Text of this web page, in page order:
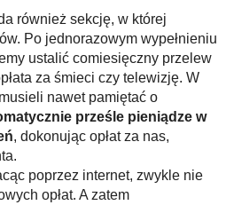
również sekcję, w której
Po jednorazowym wypełnieniu
ustalić comiesięczny przelew
za śmieci czy telewizję. W
nawet pamiętać o
prześle pieniądze w
, dokonując opłat za nas,
poprzez internet, zwykle nie
opłat. A zatem